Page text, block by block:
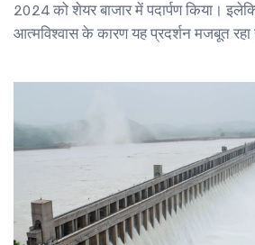
2024 को शेयर बाजार में पदार्पण किया।
आत्मविश्वास के कारण यह प्रदर्शन मजबूत